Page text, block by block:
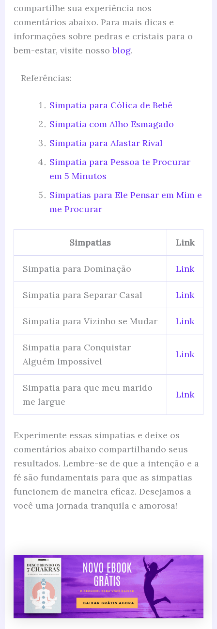
compartilhe sua experiência nos
comentários abaixo. Para mais dicas e
informações sobre pedras e cristais para o
bem-estar, visite nossoblog.
Referências:
Simpatia para Cólica de Bebê
Simpatia com Alho Esmagado
Simpatia para Afastar Rival
Simpatia para Pessoa te Procurar
em 5 Minutos
Simpatias para Ele Pensar em Mim e
me Procurar
Simpatias Link
Simpatia para Dominação Link
Simpatia para Separar Casal Link
Simpatia para Vizinho se Mudar Link
Simpatia para Conquistar
Alguém Impossível
Link
Simpatia para que meu marido
me largue
Link
Experimente essas simpatias e deixe os
comentários abaixo compartilhando seus
resultados. Lembre-se de que a intenção e a
fé são fundamentais para que as simpatias
funcionem de maneira eficaz. Desejamos a
você uma jornada tranquila e amorosa!